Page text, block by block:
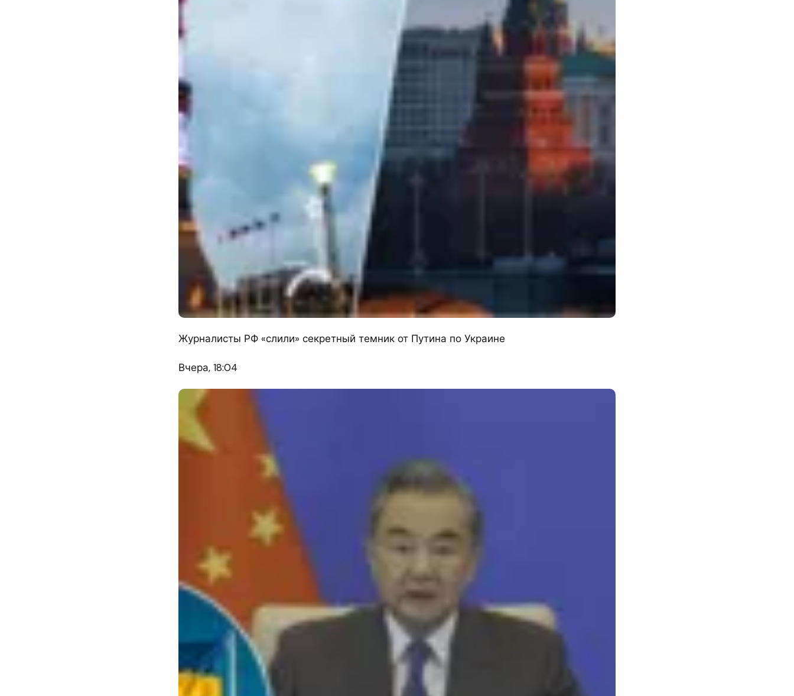
Журналисты РФ «слили» секретный темник от Путина по Украине
Вчера, 18:04